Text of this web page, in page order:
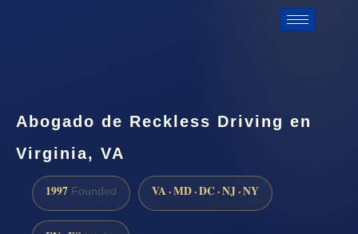
Abogado de Reckless Driving en
Virginia, VA
1997 Founded VA · MD · DC · NJ · NY